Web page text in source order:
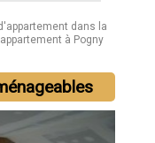
dans la
à Pogny